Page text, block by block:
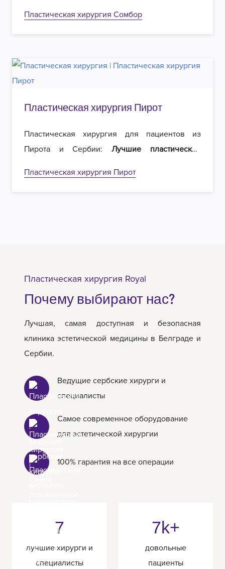
операции. Добро пожаловать в Роял
эстетическую хирургию в Белграде!
Пластическая хирургия Сомбор
Пластическая хирургия Пирот
Пластическая хирургия для пациентов из
Пирота и Сербии: Лучшие пластические
операции. Добро пожаловать в Роял
эстетическую хирургию в Белграде!
Пластическая хирургия Пирот
Пластическая хирургия Royal
Почему выбирают нас?
Лучшая, самая доступная и безопасная
клиника эстетической медицины в Белграде и
Сербии.
Ведущие сербские хирурги и
специалисты
Самое современное оборудование
для эстетической хирургии
100% гарантия на все операции
7
лучшие хирурги и
специалисты
7k+
довольные
пациенты